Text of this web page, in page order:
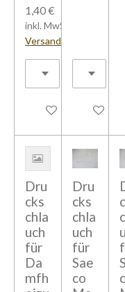
1,40 €
inkl. MwSt zzgl.
Versandkosten
In den Warenkorb
In den
Dru
cks
chla
uch
für
Da
mfh
Dru
cks
chla
uch
für
Sae
co